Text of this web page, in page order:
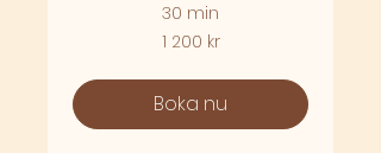
30 min
1 200 kr
Boka nu